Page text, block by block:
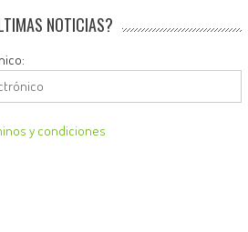
NOTICIAS?
y condiciones